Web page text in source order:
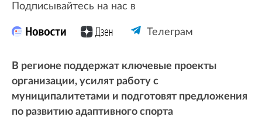
Подписывайтесь на нас в
Телеграм
В регионе поддержат ключевые проекты
организации, усилят работу с
муниципалитетами и подготовят предложения
по развитию адаптивного спорта